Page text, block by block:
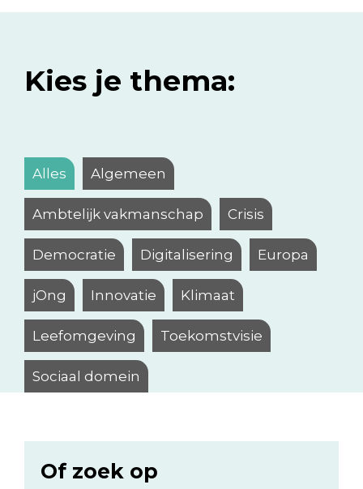
Kies je thema:
Alles Algemeen
Ambtelijk vakmanschap Crisis
Democratie Digitalisering Europa
jOng Innovatie Klimaat
Leefomgeving Toekomstvisie
Sociaal domein
Of zoek op